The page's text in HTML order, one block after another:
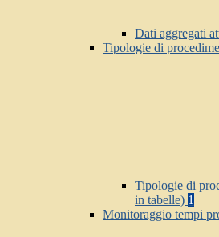
Dati aggregati
Tipologie di
Tipologie di
in tabelle) 1
Monitoraggio tempi